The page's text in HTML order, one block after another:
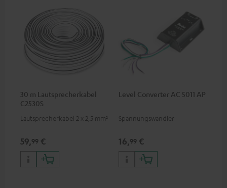
30 m Lautsprecherkabel
C2530S
Lautsprecherkabel 2 x 2,5 mm²
59,99 €
Level Converter AC 5011 AP
Spannungswandler
16,99 €